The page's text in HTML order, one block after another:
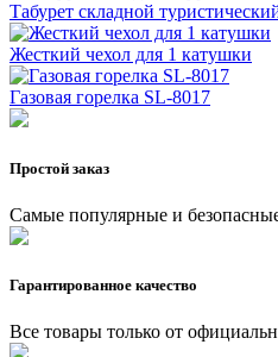
Табурет складной
Жесткий чехол для 1 катушки
Газовая горелка SL-8017
Простой заказ
Самые популярные и
Гарантированное качество
Все товары только от